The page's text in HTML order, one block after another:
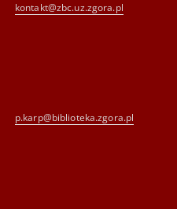
kontakt@zbc.uz.zgora.pl
p.karp@biblioteka.zgora.pl